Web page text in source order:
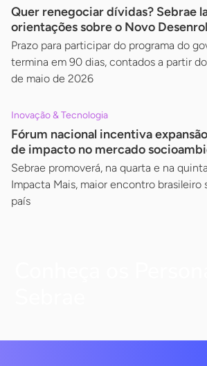
Quer renegociar dívidas? Sebrae
orientações sobre o Novo
Prazo para participar do programa do
termina em 90 dias, contados a partir
de maio de 2026
Inovação & Tecnologia
Fórum nacional incentiva
de impacto no mercado
Sebrae promoverá, na quarta e na
Impacta Mais, maior encontro brasileiro
país